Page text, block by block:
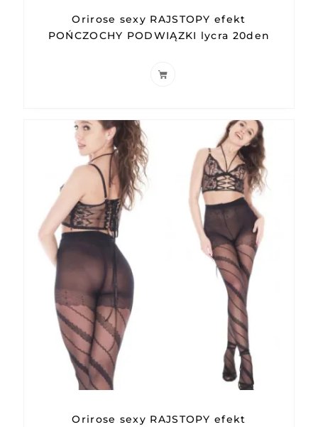
Orirose sexy RAJSTOPY efekt
POŃCZOCHY PODWIĄZKI lycra 20den
Orirose sexy RAJSTOPY efekt